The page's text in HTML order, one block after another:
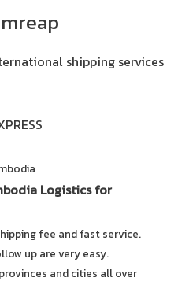
shipping services
Logistics for
fee and fast service.
up are very easy.
and cities all over